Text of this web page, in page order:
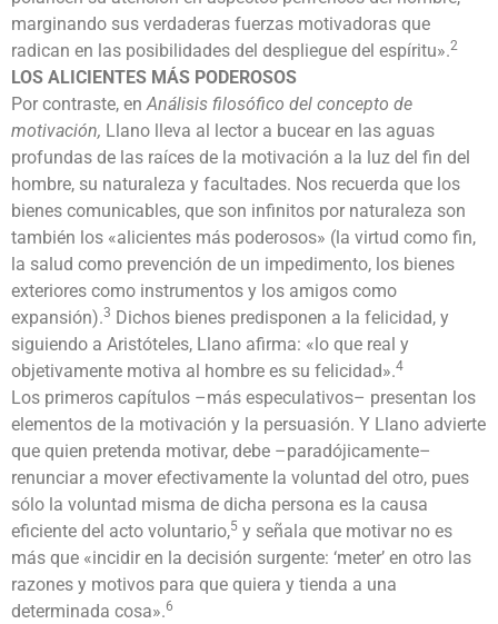
marginando sus verdaderas fuerzas motivadoras que
radican en las posibilidades del despliegue del espíritu».2
LOS ALICIENTES MÁS PODEROSOS
Por contraste, enAnálisis filosófico del concepto de
motivación, Llano lleva al lector a bucear en las aguas
profundas de las raíces de la motivación a la luz del fin del
hombre, su naturaleza y facultades. Nos recuerda que los
bienes comunicables, que son infinitos por naturaleza son
también los «alicientes más poderosos» (la virtud como fin,
la salud como prevención de un impedimento, los bienes
exteriores como instrumentos y los amigos como
expansión).3 Dichos bienes predisponen a la felicidad, y
siguiendo a Aristóteles, Llano afirma: «lo que real y
objetivamente motiva al hombre es su felicidad».4
Los primeros capítulos –más especulativos– presentan los
elementos de la motivación y la persuasión. Y Llano advierte
que quien pretenda motivar, debe –paradójicamente–
renunciar a mover efectivamente la voluntad del otro, pues
sólo la voluntad misma de dicha persona es la causa
eficiente del acto voluntario,5 y señala que motivar no es
más que «incidir en la decisión surgente: ‘meter’ en otro las
razones y motivos para que quiera y tienda a una
determinada cosa».6